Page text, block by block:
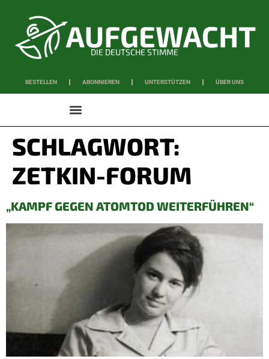
DIE DEUTSCHE STIMME
BESTELLEN ABONNIEREN UNTERSTÜTZEN ÜBER UNS
SCHLAGWORT:
ZETKIN-FORUM
„KAMPF GEGEN ATOMTOD WEITERFÜHREN“